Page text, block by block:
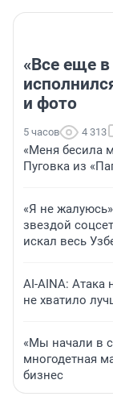
«Все еще
и фото
5 часов 4 313
«Меня бесила
Пуговка из
«Я не
звездой
искал весь
AI-AINA: Атака
не хватило
«Мы начали в
многодетная
бизнес